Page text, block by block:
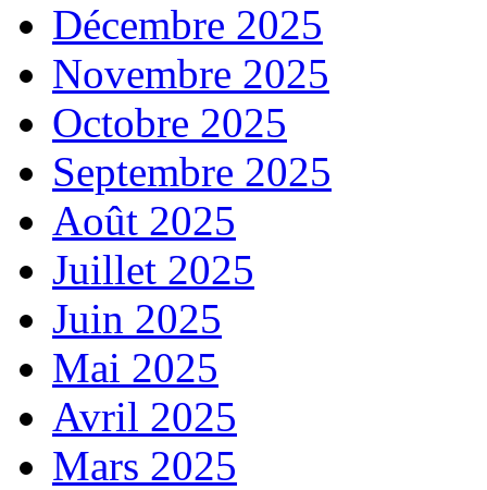
Décembre 2025
Novembre 2025
Octobre 2025
Septembre 2025
Août 2025
Juillet 2025
Juin 2025
Mai 2025
Avril 2025
Mars 2025